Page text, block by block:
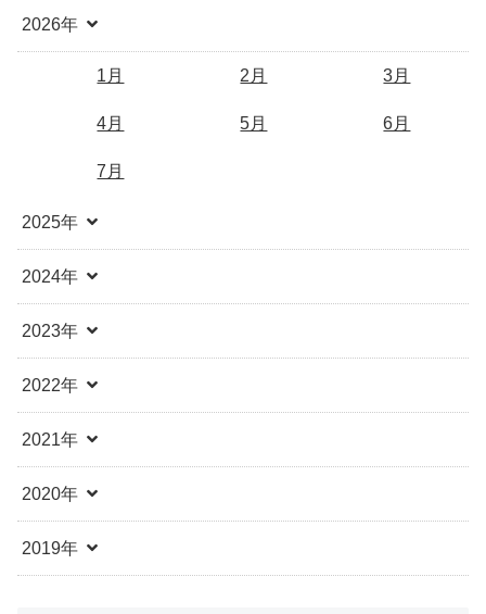
2026年
1月 2月 3月
4月 5月 6月
7月
2025年
2024年
2023年
2022年
2021年
2020年
2019年